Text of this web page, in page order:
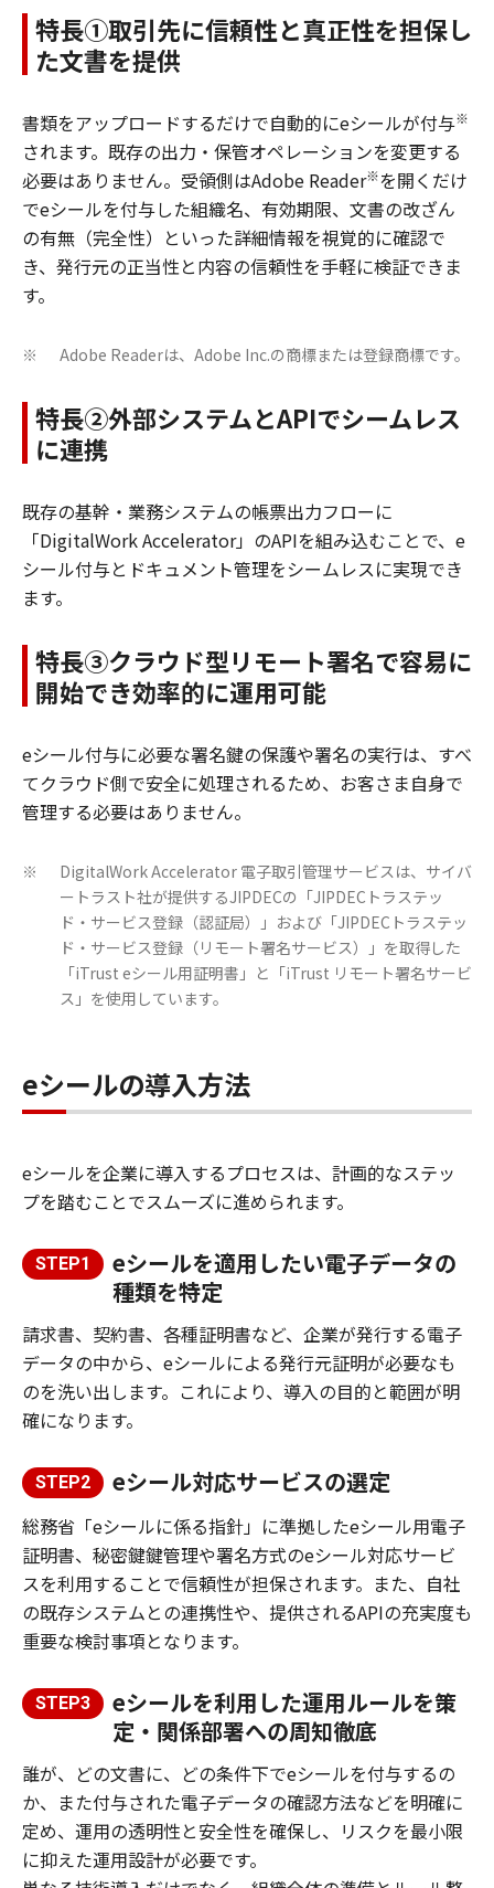
特長①取引先に信頼性と真正性を担保し
た文書を提供
書類をアップロードするだけで自動的にeシールが付与※
されます。既存の出力・保管オペレーションを変更する
必要はありません。受領側はAdobe Reader※を開くだけ
でeシールを付与した組織名、有効期限、文書の改ざん
の有無（完全性）といった詳細情報を視覚的に確認で
き、発行元の正当性と内容の信頼性を手軽に検証できま
す。
※ Adobe Readerは、Adobe Inc.の商標または登録商標です。
特長②外部システムとAPIでシームレス
に連携
既存の基幹・業務システムの帳票出力フローに
「DigitalWork Accelerator」のAPIを組み込むことで、e
シール付与とドキュメント管理をシームレスに実現でき
ます。
特長③クラウド型リモート署名で容易に
開始でき効率的に運用可能
eシール付与に必要な署名鍵の保護や署名の実行は、すべ
てクラウド側で安全に処理されるため、お客さま自身で
管理する必要はありません。
※
DigitalWork Accelerator 電子取引管理サービスは、サイバ
ートラスト社が提供するJIPDECの「JIPDECトラステッ
ド・サービス登録（認証局）」および「JIPDECトラステッ
ド・サービス登録（リモート署名サービス）」を取得した
「iTrust eシール用証明書」と「iTrust リモート署名サービ
ス」を使用しています。
eシールの導入方法
eシールを企業に導入するプロセスは、計画的なステッ
プを踏むことでスムーズに進められます。
STEP1
eシールを適用したい電子データの
種類を特定
請求書、契約書、各種証明書など、企業が発行する電子
データの中から、eシールによる発行元証明が必要なも
のを洗い出します。これにより、導入の目的と範囲が明
確になります。
STEP2 eシール対応サービスの選定
総務省「eシールに係る指針」に準拠したeシール用電子
証明書、秘密鍵鍵管理や署名方式のeシール対応サービ
スを利用することで信頼性が担保されます。また、自社
の既存システムとの連携性や、提供されるAPIの充実度も
重要な検討事項となります。
STEP3
eシールを利用した運用ルールを策
定・関係部署への周知徹底
誰が、どの文書に、どの条件下でeシールを付与するの
か、また付与された電子データの確認方法などを明確に
定め、運用の透明性と安全性を確保し、リスクを最小限
に抑えた運用設計が必要です。